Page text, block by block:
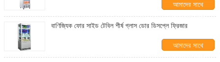
আমাদের সাথে
যোগাযোগ করুন
বাণিজ্যিক ফোর সাইড টেবিল শীর্ষ গ্লাস ডোর ডিসপ্লে ফ্রিজার
আমাদের সাথে
যোগাযোগ করুন